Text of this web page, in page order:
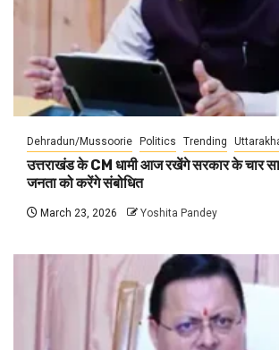
Dehradun/Mussoorie Politics Trending
उत्तराखंड के CM धामी आज रखेंगे सरकार के चार साल
जनता को करेंगे संबोधित
March 23, 2026 Yoshita Pandey